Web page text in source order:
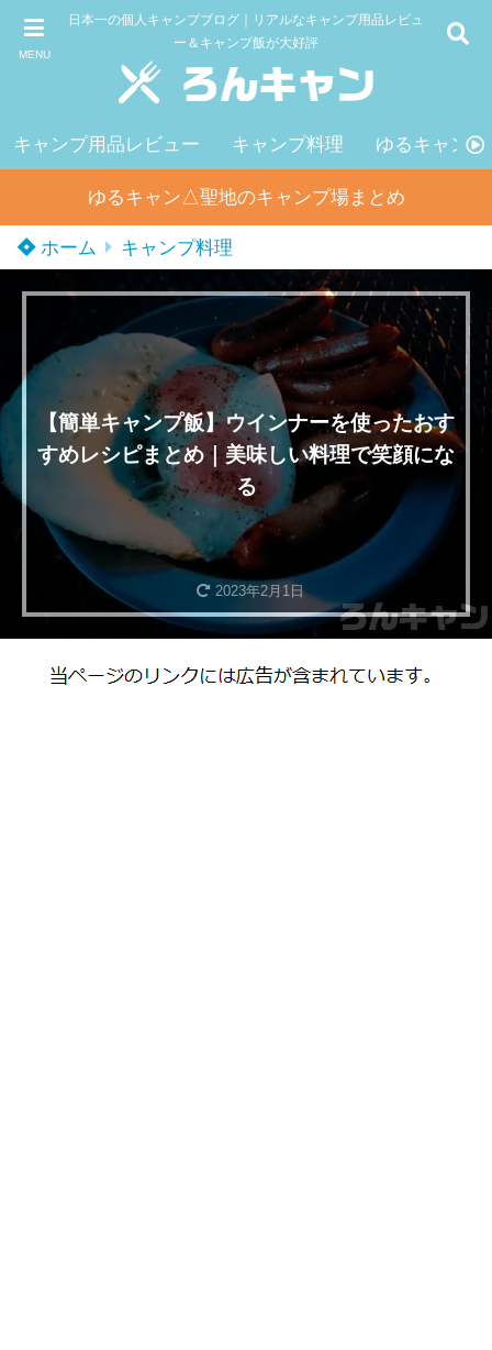
MENU
日本一の個人キャンプブログ｜リアルなキャンプ用品レビュ
ー＆キャンプ飯が大好評
キャンプ用品レビュー キャンプ料理 ゆるキャン△
ゆるキャン△聖地のキャンプ場まとめ
ホーム キャンプ料理
【簡単キャンプ飯】ウインナーを使ったおす
すめレシピまとめ｜美味しい料理で笑顔にな
る
2023年2月1日